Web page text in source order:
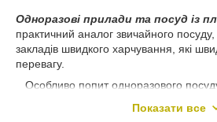
Одноразові прилади та посуд із
практичний аналог звичайного
закладів швидкого харчування, які
перевагу.
Особливо попит одноразового
на дачі або інші заходи.
Показати все